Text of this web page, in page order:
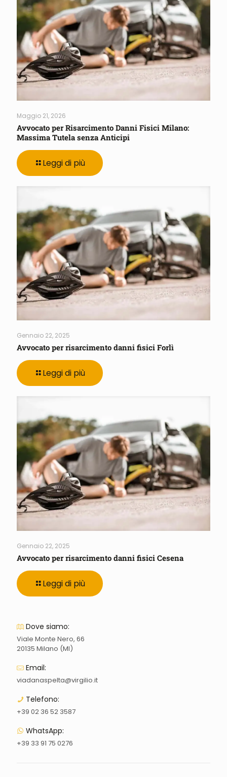
Maggio 21, 2026
Avvocato per Risarcimento Danni Fisici Milano:
Massima Tutela senza Anticipi
Leggi di più
Gennaio 22, 2025
Avvocato per risarcimento danni fisici Forlì
Leggi di più
Gennaio 22, 2025
Avvocato per risarcimento danni fisici Cesena
Leggi di più
Dove siamo:
Viale Monte Nero, 66
20135 Milano (MI)
Email:
viadanaspelta@virgilio.it
Telefono:
+39 02 36 52 3587
WhatsApp:
+39 33 91 75 0276